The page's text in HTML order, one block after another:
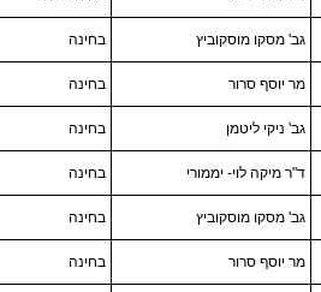
גב' מסקו מוסקוביץ בחינה
מר יוסף סרור בחינה
גב' ניקי ליטמן בחינה
ד"ר מיקה לוי- יממורי בחינה
גב' מסקו מוסקוביץ בחינה
מר יוסף סרור בחינה